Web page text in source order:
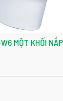
MỘT KHỐI